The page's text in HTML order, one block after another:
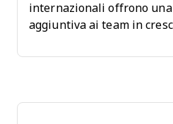
internazionali offrono
aggiuntiva ai team in